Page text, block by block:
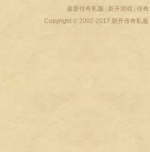
最新传奇私服 新开游戏 传
Copyright © 2002-2017 新开传奇私服